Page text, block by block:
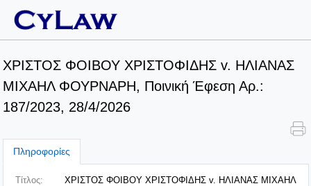
ΧΡΙΣΤΟΣ ΦΟΙΒΟΥ ΧΡΙΣΤΟΦΙΔΗΣ v. ΗΛΙΑΝΑΣ
ΜΙΧΑΗΛ ΦΟΥΡΝΑΡΗ, Ποινική Έφεση Αρ.:
187/2023, 28/4/2026
Πληροφορίες
Τίτλος:
ΧΡΙΣΤΟΣ ΦΟΙΒΟΥ ΧΡΙΣΤΟΦΙΔΗΣ v. ΗΛΙΑΝΑΣ ΜΙΧΑΗΛ